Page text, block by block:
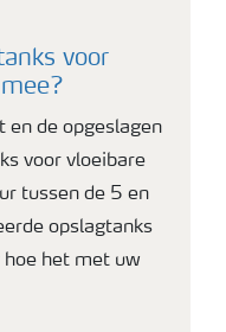
voor
en de opgeslagen
voor vloeibare
tussen de 5 en
opslagtanks
het met uw